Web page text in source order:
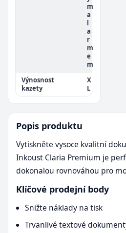
m
a
l
a
r
m
e
m
Výnosnost
kazety
X
L
Popis produktu
Vytiskněte vysoce kvalitní
Inkoust Claria Premium je
dokonalou rovnováhou pro
Klíčové prodejní body
Snižte náklady na tisk
Trvanlivé textové